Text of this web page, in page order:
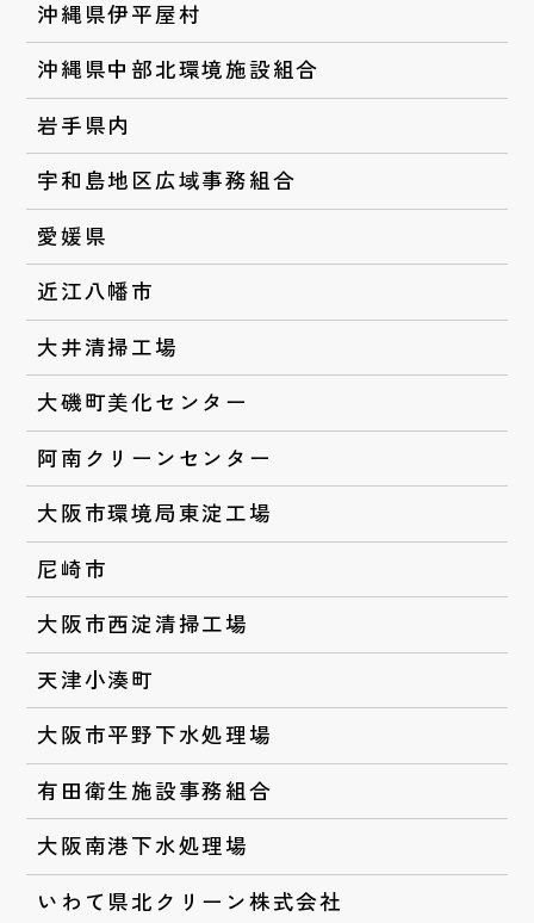
沖縄県伊平屋村
沖縄県中部北環境施設組合
岩手県内
宇和島地区広域事務組合
愛媛県
近江八幡市
大井清掃工場
大磯町美化センター
阿南クリーンセンター
大阪市環境局東淀工場
尼崎市
大阪市西淀清掃工場
天津小湊町
大阪市平野下水処理場
有田衛生施設事務組合
大阪南港下水処理場
いわて県北クリーン株式会社